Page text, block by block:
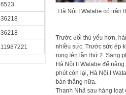
Hà Nội I Watabe có trận
Trước đối thủ yếu hơn,
nhiều sức. Trước sức ép
rung lên lần thứ 2. Sang
Hà Nội II Watabe để
phút còn lại, Hà Nội I
bàn thắng nữa.
Thanh Nhã sau hàng
6523
36218
36218
11987221